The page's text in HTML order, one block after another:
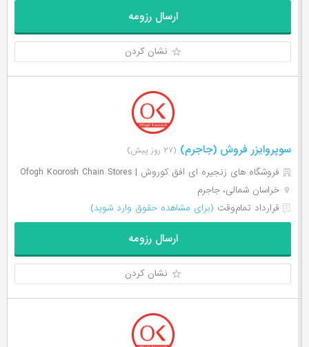
ارسال رزومه
نشان کردن
سوپروایزر فروش (جاجرم) (۲۷ روز پیش)
فروشگاه های زنجیره ای افق کوروش | Ofogh Koorosh Chain Stores
خراسان شمالی، جاجرم
قرارداد تمام‌وقت (برای مشاهده حقوق وارد شوید)
ارسال رزومه
نشان کردن